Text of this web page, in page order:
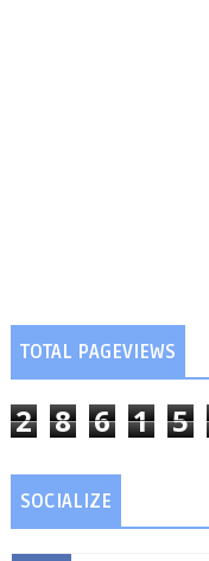
TOTAL PAGEVIEWS
2 8 6 1 5
SOCIALIZE